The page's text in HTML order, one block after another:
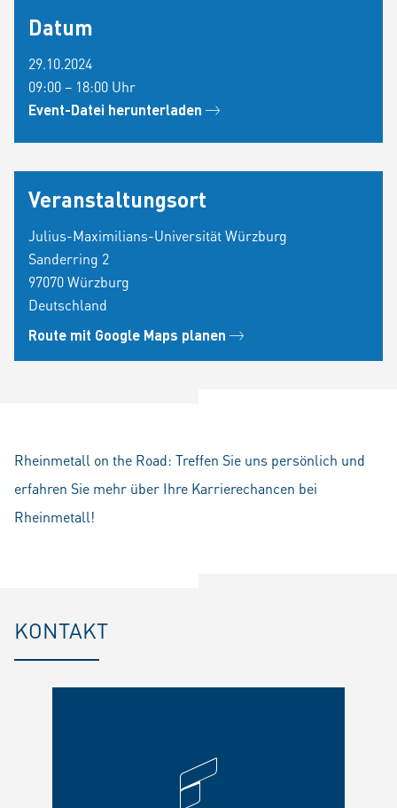
Datum
29.10.2024
09:00 – 18:00 Uhr
Event-Datei herunterladen
Veranstaltungsort
Julius-Maximilians-Universität Würzburg
Sanderring 2
97070 Würzburg
Deutschland
Route mit Google Maps planen
Rheinmetall on the Road: Treffen Sie uns persönlich und
erfahren Sie mehr über Ihre Karrierechancen bei
Rheinmetall!
KONTAKT